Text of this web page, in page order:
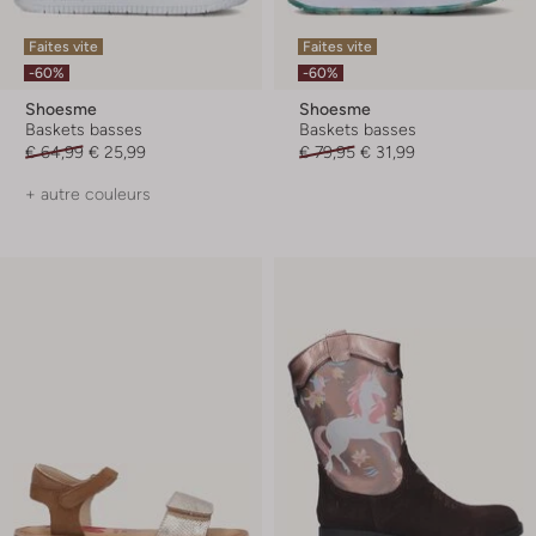
Faites vite
-60%
Shoesme
Baskets basses
€ 64,99 € 25,99
+ autre couleurs
Faites vite
-60%
Shoesme
Baskets basses
€ 79,95 € 31,99